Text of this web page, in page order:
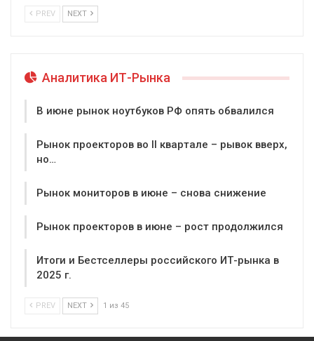
PREV NEXT
Аналитика ИТ-Рынка
В июне рынок ноутбуков РФ опять обвалился
Рынок проекторов во II квартале – рывок вверх,
но…
Рынок мониторов в июне – снова снижение
Рынок проекторов в июне – рост продолжился
Итоги и Бестселлеры российского ИТ-рынка в
2025 г.
PREV NEXT 1 из 45